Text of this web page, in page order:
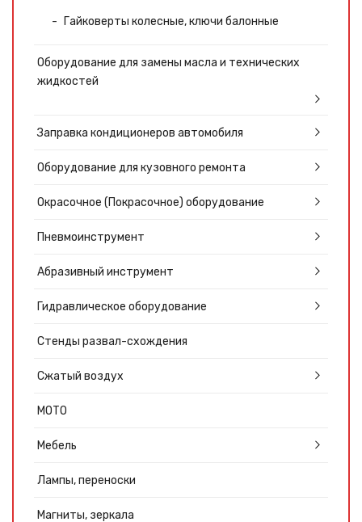
Гайковерты колесные, ключи балонные
Оборудование для замены масла и технических
жидкостей
Заправка кондиционеров автомобиля
Оборудование для кузовного ремонта
Окрасочное (Покрасочное) оборудование
Пневмоинструмент
Абразивный инструмент
Гидравлическое оборудование
Стенды развал-схождения
Сжатый воздух
МОТО
Мебель
Лампы, переноски
Магниты, зеркала